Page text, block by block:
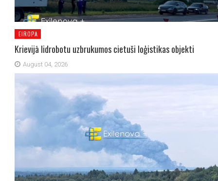
EIROPA
Krievijā lidrobotu uzbrukumos cietuši loģistikas objekti
August 04, 2026